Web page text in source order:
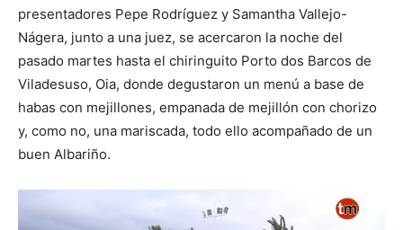
presentadores Pepe Rodríguez y Samantha Vallejo-
Nágera, junto a una juez, se acercaron la noche del
pasado martes hasta el chiringuito Porto dos Barcos de
Viladesuso, Oia, donde degustaron un menú a base de
habas con mejillones, empanada de mejillón con chorizo
y, como no, una mariscada, todo ello acompañado de un
buen Albariño.